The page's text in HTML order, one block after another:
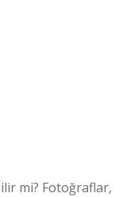
mi? Fotoğraflar,